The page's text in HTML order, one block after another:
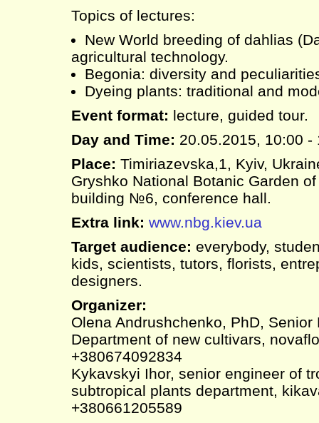
Topics of lectures:
New World breeding of dahlias
agricultural technology.
Begonia: diversity and
Dyeing plants: traditional and
Event format: lecture, guided tour.
Day and Time: 20.05.2015, 10:00 -
Place: Timiriazevska,1, Kyiv,
Gryshko National Botanic Garden
building №6, conference hall.
Extra link: www.nbg.kiev.ua
Target audience: everybody,
kids, scientists, tutors, florists,
designers.
Organizer:
Olena Andrushchenko, PhD, Senior
Department of new cultivars,
+380674092834
Kykavskyi Ihor, senior engineer of
subtropical plants department,
+380661205589